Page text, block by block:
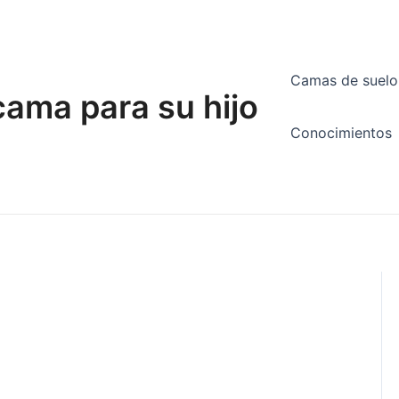
para su hijo
Camas de
Conocimientos